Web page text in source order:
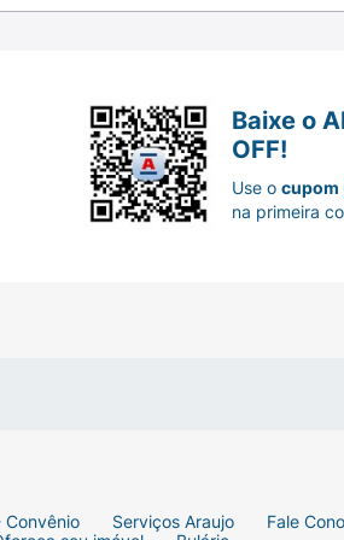
Serviços Araujo
Fale
Baixe o
OFF!
Use ocupom
na primeira